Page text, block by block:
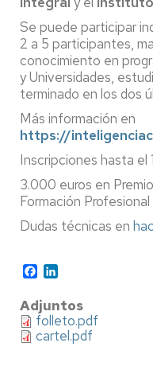
Se puede participar
2 a 5 participantes,
conocimiento en
y Universidades,
terminado en los dos
Más información en
https://
Inscripciones hasta el
3.000 euros en
Formación
Dudas técnicas en
Facebook
Adjuntos
folleto.pdf
cartel.pdf